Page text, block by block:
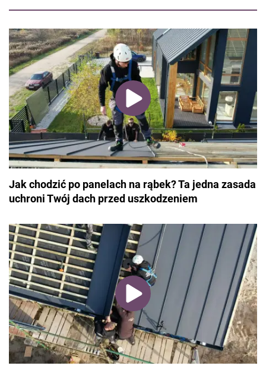
Jak chodzić po panelach na rąbek? Ta jedna zasada
uchroni Twój dach przed uszkodzeniem